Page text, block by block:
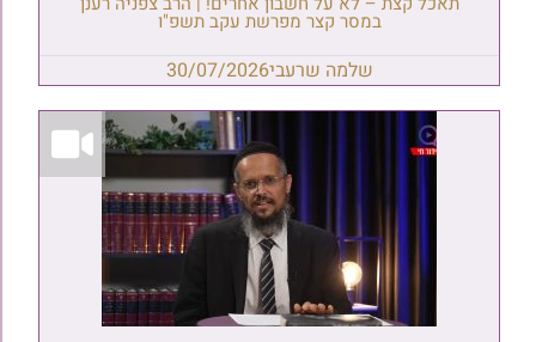
במסר קצר מפרשת עקב תשפ"ו
שלמה שרעבי30/07/2026